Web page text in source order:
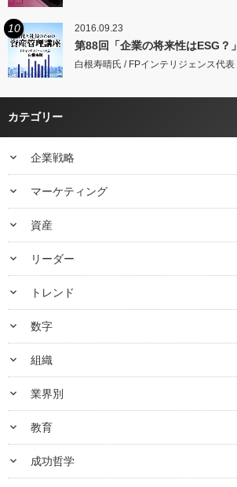
10 2016.09.23
第88回「企業の将来性はESG？」
白根寿晴氏 / FPインテリジェンス代表
カテゴリー
keyboard_arrow_down 企業戦略
keyboard_arrow_down マーケティング
keyboard_arrow_down 資産
keyboard_arrow_down リーダー
keyboard_arrow_down トレンド
keyboard_arrow_down 数字
keyboard_arrow_down 組織
keyboard_arrow_down 業界別
keyboard_arrow_down 教育
keyboard_arrow_down 成功哲学